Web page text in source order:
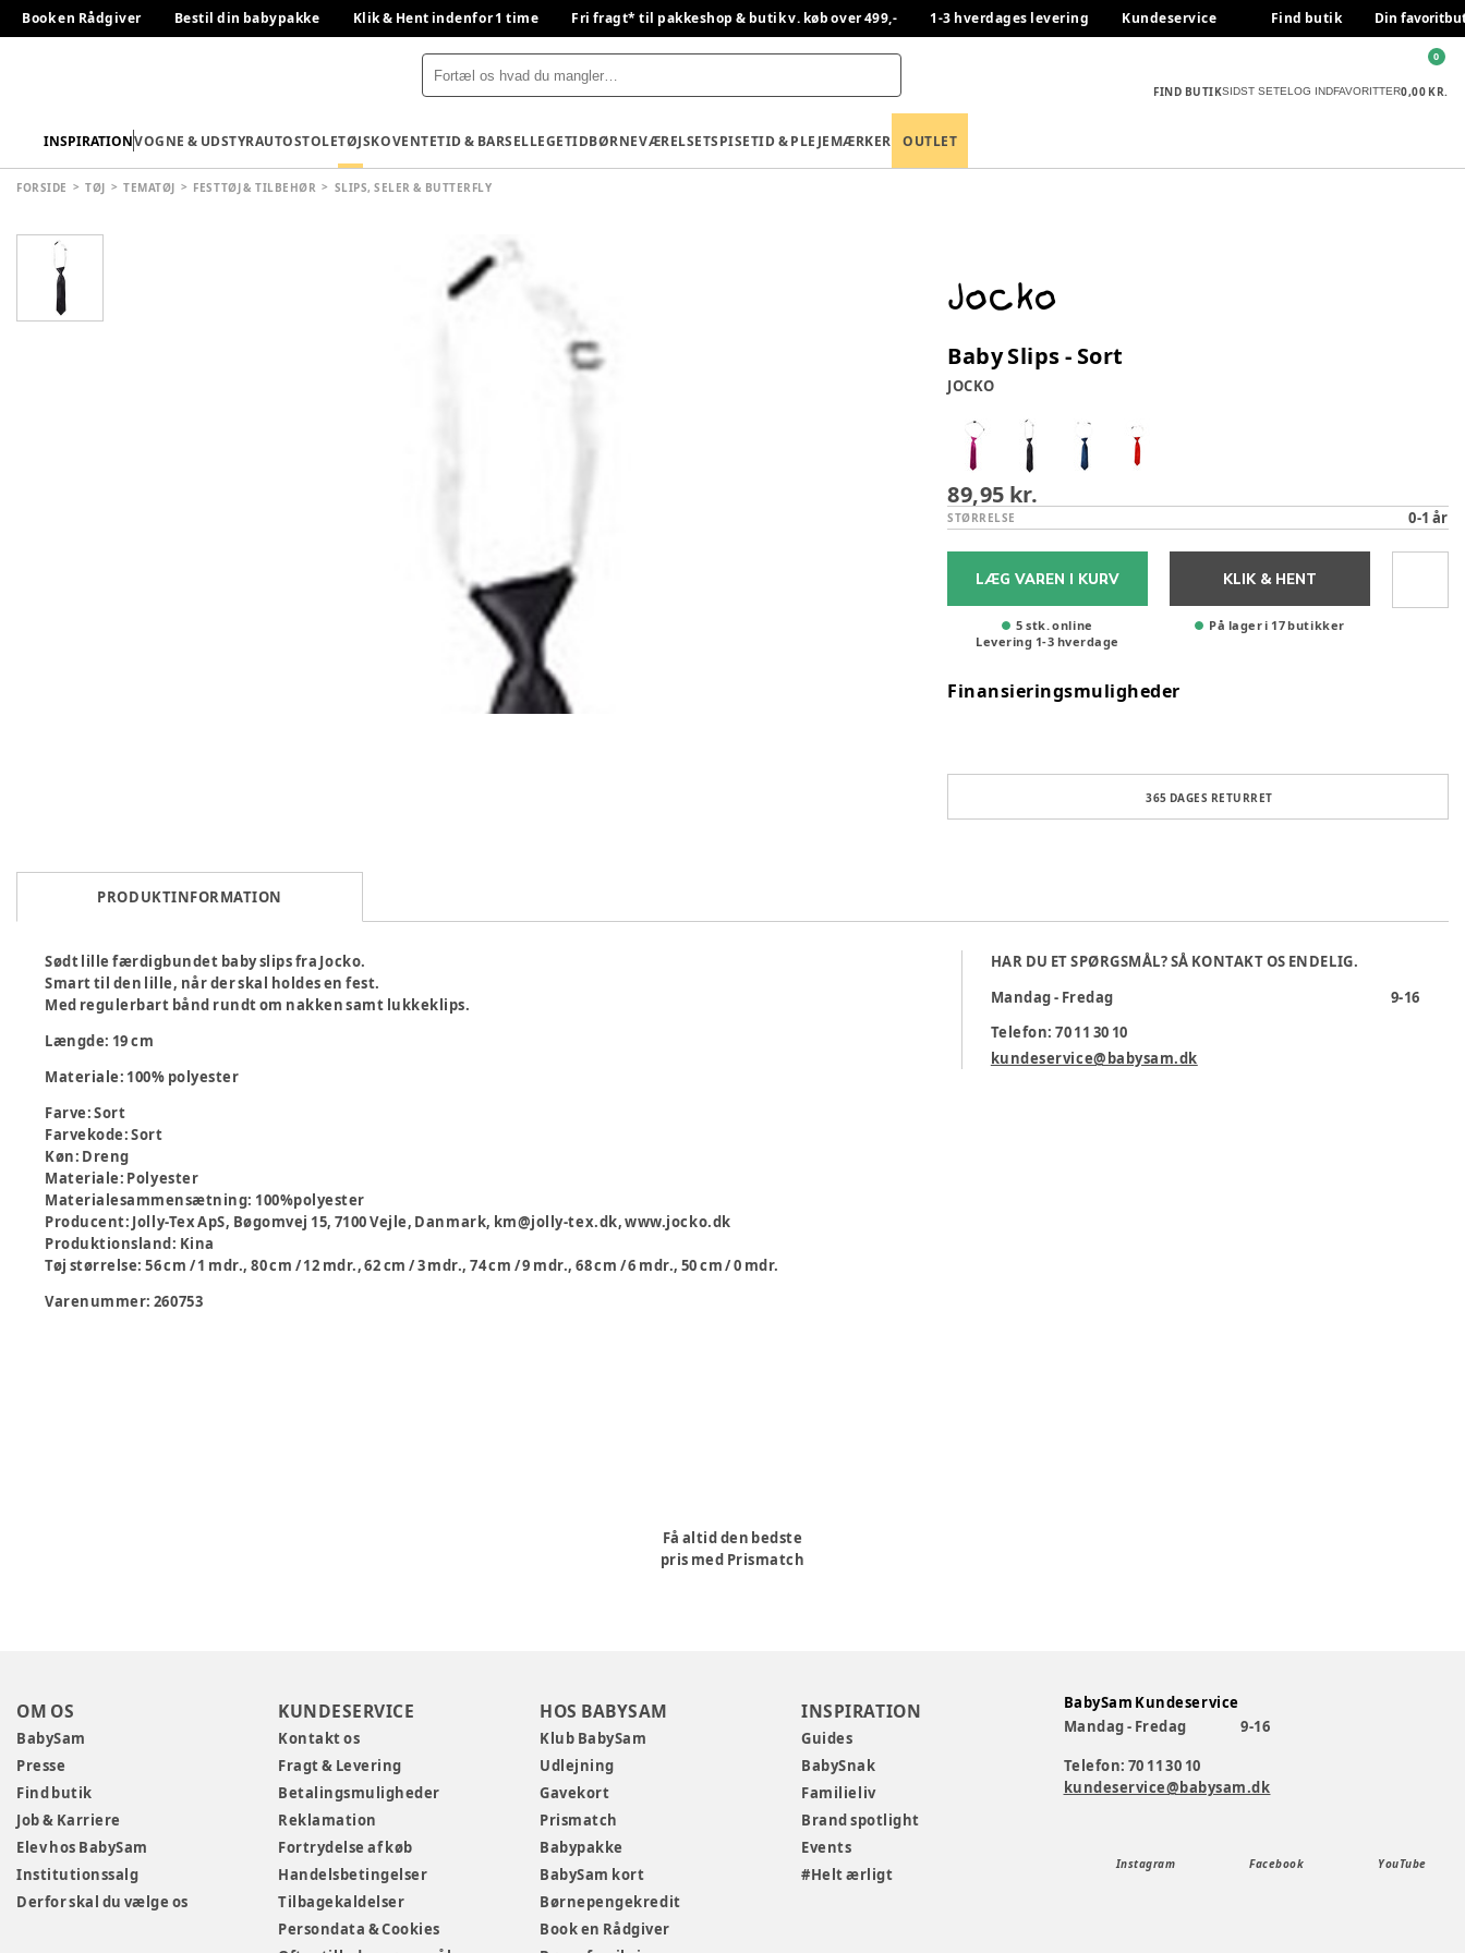
Book en Rådgiver Bestil din babypakke Klik & Hent indenfor 1 time Fri fragt* til pakkeshop & butik v. køb over 499,- 1-3 hverdages levering Kundeservice Find butik Din
FIND BUTIKSIDST SETELOG INDFAVORITTER0,00 KR.
0
INSPIRATIONVOGNE & UDSTYRAUTOSTOLETØJSKOVENTETID & BARSELLEGETIDBØRNEVÆRELSETSPISETID & PLEJEMÆRKER OUTLET
FORSIDE TØJ TEMATØJ FESTTØJ & TILBEHØR SLIPS, SELER & BUTTERFLY
Baby Slips - Sort
JOCKO
89,95 kr.
STØRRELSE 0-1 år
LÆG VAREN I KURV
5 stk. online
Levering 1-3 hverdage
KLIK & HENT
På lager i 17 butikker
Finansieringsmuligheder
365 DAGES RETURRET
PRODUKTINFORMATION
Sødt lille færdigbundet baby slips fra Jocko.
Smart til den lille, når der skal holdes en fest.
Med regulerbart bånd rundt om nakken samt lukkeklips.
Længde: 19 cm
Materiale: 100% polyester
Farve:Sort
Farvekode:Sort
Køn: Dreng
Materiale: Polyester
Materialesammensætning: 100%polyester
Producent: Jolly-Tex ApS, Bøgomvej 15, 7100 Vejle, Danmark, km@jolly-tex.dk, www.jocko.dk
Produktionsland: Kina
Tøj størrelse:56 cm / 1 mdr., 80 cm / 12 mdr., 62 cm / 3 mdr., 74 cm / 9 mdr., 68 cm / 6 mdr., 50 cm / 0 mdr.
Varenummer: 260753
HAR DU ET SPØRGSMÅL? SÅ KONTAKT OS ENDELIG.
Mandag - Fredag
9-16
Telefon: 70 11 30 10
kundeservice@babysam.dk
Få altid den bedste
pris med Prismatch
OM OS
BabySam
Presse
Find butik
Job & Karriere
Elev hos BabySam
Institutionssalg
Derfor skal du vælge os
KUNDESERVICE
Kontakt os
Fragt & Levering
Betalingsmuligheder
Reklamation
Fortrydelse af køb
Handelsbetingelser
Tilbagekaldelser
Persondata & Cookies
HOS BABYSAM
Klub BabySam
Udlejning
Gavekort
Prismatch
Babypakke
BabySam kort
Børnepengekredit
Book en Rådgiver
INSPIRATION
Guides
BabySnak
Familieliv
Brand spotlight
Events
#Helt ærligt
BabySam Kundeservice
Mandag - Fredag
9-16
Telefon: 70 11 30 10
kundeservice@babysam.dk
Instagram Facebook YouTube